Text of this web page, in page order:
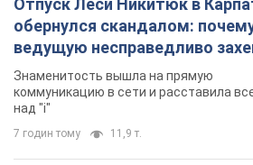
Отпуск Леси Никитюк в
обернулся скандалом:
ведущую несправедливо
Знаменитость вышла на прямую
коммуникацию в сети и расставила
над "i"
7 годин тому 11,9 т.